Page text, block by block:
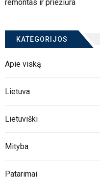
remontas ir priežiūra
KATEGORIJOS
Apie viską
Lietuva
Lietuviški
Mityba
Patarimai